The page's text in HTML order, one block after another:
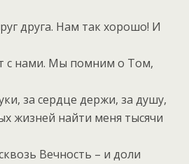
друга. Нам так хорошо! И
с нами. Мы помним о Том,
за сердце держи, за душу,
жизней найти меня тысячи
Вечность – и доли